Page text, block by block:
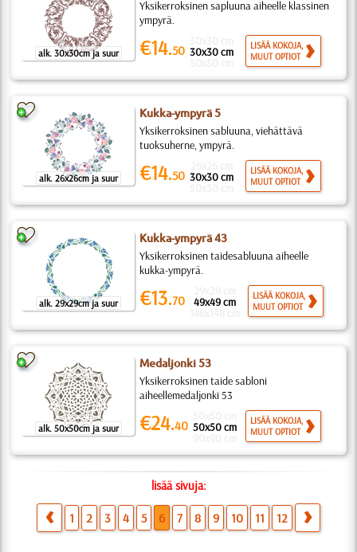
alk. 30x30cm ja suur
Yksikerroksinen sapluuna aiheelle klassinen
ympyrä.
€14.50 30x30 cm
LISÄÄ KOKOJA,
MUUT OPTIOT
alk. 26x26cm ja suur
Kukka-ympyrä 5
Yksikerroksinen sabluuna, viehättävä
tuoksuherne, ympyrä.
€14.50 30x30 cm
LISÄÄ KOKOJA,
MUUT OPTIOT
alk. 29x29cm ja suur
Kukka-ympyrä 43
Yksikerroksinen taidesabluuna aiheelle
kukka-ympyrä.
€13.70 49x49 cm
LISÄÄ KOKOJA,
MUUT OPTIOT
alk. 50x50cm ja suur
Medaljonki 53
Yksikerroksinen taide sabloni
aiheellemedaljonki 53
€24.40 50x50 cm
LISÄÄ KOKOJA,
MUUT OPTIOT
lisää sivuja:
1 2 3 4 5 6 7 8 9 10 11 12